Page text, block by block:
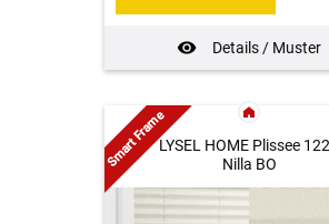
Details / Muster
LYSEL HOME Plissee
Nilla BO
Smart Frame